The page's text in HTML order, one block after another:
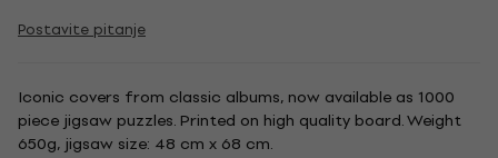
Postavite pitanje
Iconic covers from classic albums, now available as 1000
piece jigsaw puzzles. Printed on high quality board. Weight
650g, jigsaw size: 48 cm x 68 cm.